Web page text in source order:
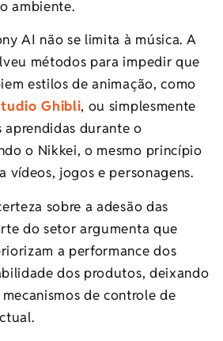
ambiente.
AI não se limita à música. A
métodos para impedir que
estilos de animação, como
Ghibli, ou simplesmente
aprendidas durante o
o Nikkei, o mesmo princípio
vídeos, jogos e personagens.
sobre a adesão das
do setor argumenta que
a performance dos
dos produtos, deixando
de controle de